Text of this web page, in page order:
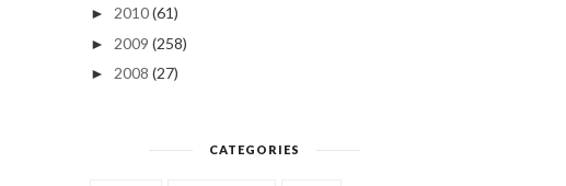
► 2010 (61)
► 2009 (258)
► 2008 (27)
CATEGORIES